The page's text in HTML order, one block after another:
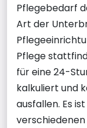
Pflegebedarf
Art der
Pflege
für eine 24-
kalkuliert und
ausfallen. Es